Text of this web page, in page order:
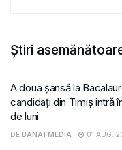
Știri
A doua șansă la
candidați din Timiș intră
de luni
DE BANATMEDIA 01 AUG.